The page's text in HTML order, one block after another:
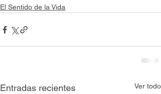
El Sentido de la Vida
Entradas recientes Ver todo